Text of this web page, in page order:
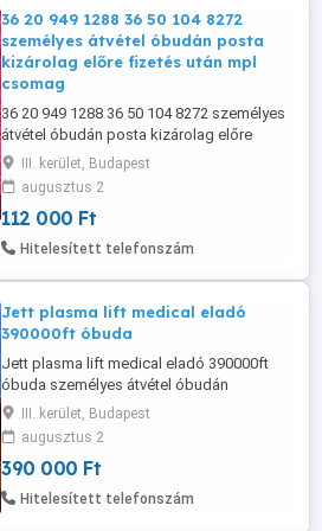
36 20 949 1288 36 50 104 8272
személyes átvétel óbudán posta
kizárolag előre fizetés után mpl
csomag
36 20 949 1288 36 50 104 8272 személyes
átvétel óbudán posta kizárolag előre
fizetés után mpl csomagautomatába +
3000ft
III. kerület, Budapest
augusztus 2
112 000 Ft
Hitelesített telefonszám
Jett plasma lift medical eladó
390000ft óbuda
Jett plasma lift medical eladó 390000ft
óbuda személyes átvétel óbudán
lakcimemen vagy előre fizetés után
postán küldöm orvos hagyaték része
csak ez amit hirdetek 36 50 104 8272
Szabadalmaztatott egyenáramú
technológia Plazmakezelés (ionizált gáz)
III. kerület, Budapest
augusztus 2
390 000 Ft
Hitelesített telefonszám